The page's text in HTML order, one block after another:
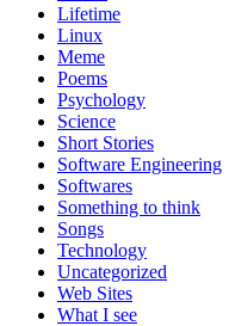
Lifetime
Linux
Meme
Poems
Psychology
Science
Short Stories
Software Engineering
Softwares
Something to think
Songs
Technology
Uncategorized
Web Sites
What I see